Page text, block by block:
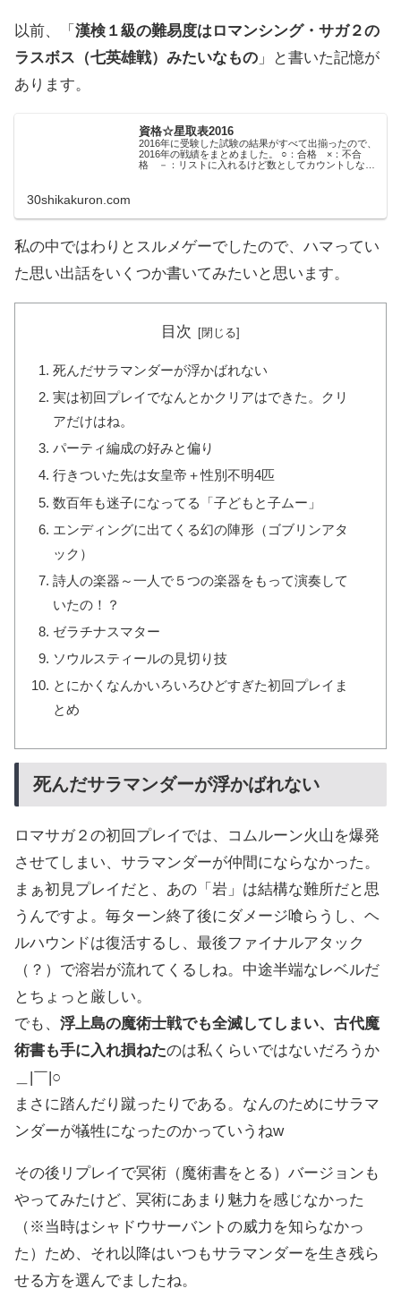
以前、「 漢検１級の難易度はロマンシング・サガ２の
ラスボス（七英雄戦）みたいなもの 」と書いた記憶が
あります。
資格☆星取表2016
2016年に受験した試験の結果がすべて出揃ったので、
2016年の戦績をまとめました。 ○：合格 ×：不合
格 －：リストに入れるけど数としてカウントしない
30shikakuron.com
私の中ではわりとスルメゲーでしたので、ハマってい
た思い出話をいくつか書いてみたいと思います。
目次
死んだサラマンダーが浮かばれない
実は初回プレイでなんとかクリアはできた。クリ
アだけはね。
パーティ編成の好みと偏り
行きついた先は女皇帝＋性別不明4匹
数百年も迷子になってる「子どもと子ムー」
エンディングに出てくる幻の陣形（ゴブリンアタ
ック）
詩人の楽器～一人で５つの楽器をもって演奏して
いたの！？
ゼラチナスマター
ソウルスティールの見切り技
とにかくなんかいろいろひどすぎた初回プレイま
とめ
死んだサラマンダーが浮かばれない
ロマサガ２の初回プレイでは、コムルーン火山を爆発
させてしまい、サラマンダーが仲間にならなかった。
まぁ初見プレイだと、あの「岩」は結構な難所だと思
うんですよ。毎ターン終了後にダメージ喰らうし、ヘ
ルハウンドは復活するし、最後ファイナルアタック
（？）で溶岩が流れてくるしね。中途半端なレベルだ
とちょっと厳しい。
でも、 浮上島の魔術士戦でも全滅してしまい、古代魔
術書も手に入れ損ねたのは私くらいではないだろうか
＿|￣|○
まさに踏んだり蹴ったりである。なんのためにサラマ
ンダーが犠牲になったのかっていうねw
その後リプレイで冥術（魔術書をとる）バージョンも
やってみたけど、冥術にあまり魅力を感じなかった
（※当時はシャドウサーバントの威力を知らなかっ
た）ため、それ以降はいつもサラマンダーを生き残ら
せる方を選んでましたね。